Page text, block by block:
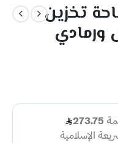
تخزين
ورمادي